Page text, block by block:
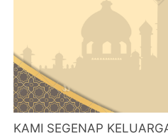
KAMI SEGENAP